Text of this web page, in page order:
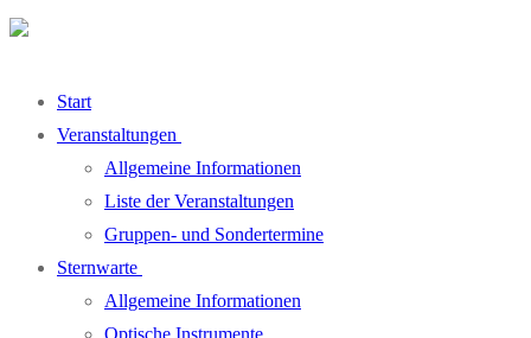
Start
Veranstaltungen
Allgemeine Informationen
Liste der Veranstaltungen
Gruppen- und Sondertermine
Sternwarte
Allgemeine Informationen
Optische Instrumente